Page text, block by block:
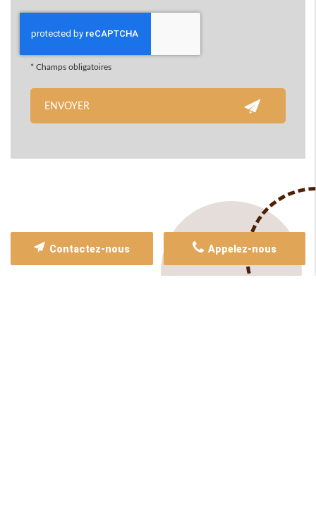
* Champs obligatoires
Appelez-nous
Contactez-nous